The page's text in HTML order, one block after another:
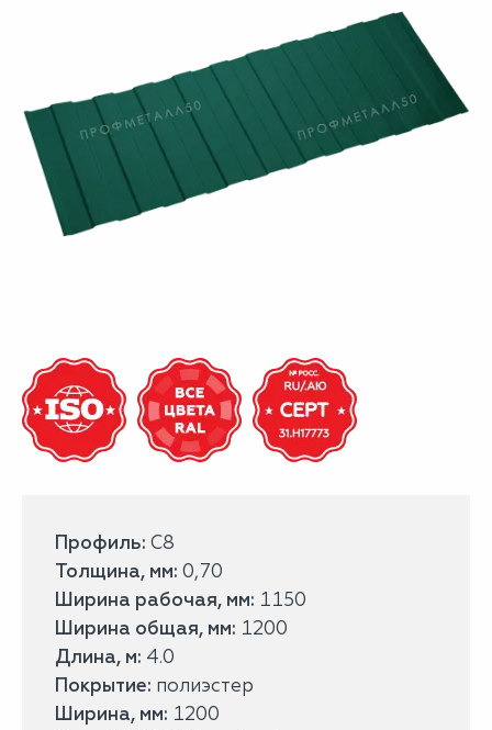
Профиль: С8
Толщина, мм: 0,70
Ширина рабочая, мм: 1150
Ширина общая, мм: 1200
Длина, м: 4.0
Покрытие: полиэстер
Ширина, мм: 1200